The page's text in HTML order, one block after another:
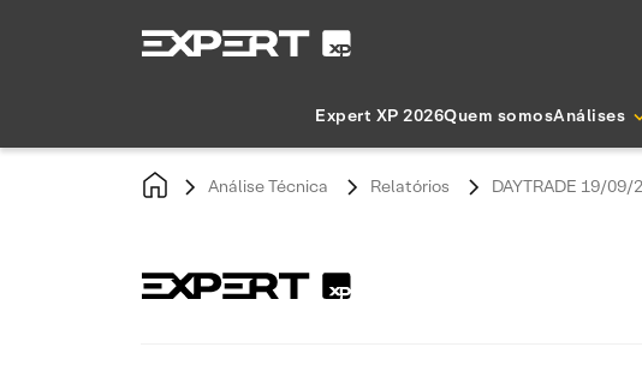
Expert XP 2026Quem somosAnálises
Análise Técnica Relatórios DAYTRADE 19/